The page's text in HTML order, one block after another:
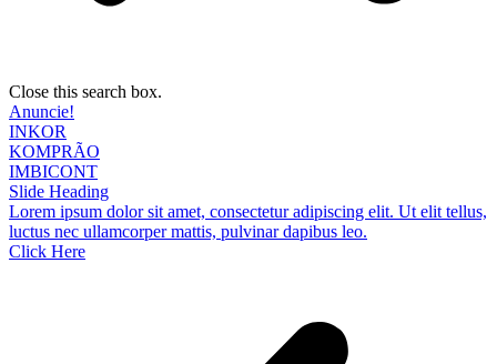
Close this search box.
Anuncie!
INKOR
KOMPRÃO
IMBICONT
Slide Heading
Lorem ipsum dolor sit amet, consectetur adipiscing elit. Ut elit tellus,
luctus nec ullamcorper mattis, pulvinar dapibus leo.
Click Here